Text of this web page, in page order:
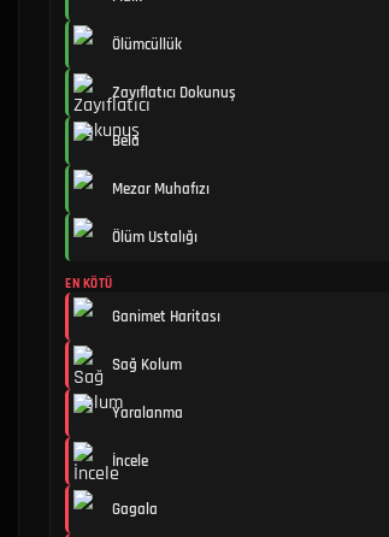
Ölümcüllük
Zayıflatıcı Dokunuş
Bela
Mezar Muhafızı
Ölüm Ustalığı
EN KÖTÜ
Ganimet Haritası
Sağ Kolum
Yaralanma
İncele
Gagala